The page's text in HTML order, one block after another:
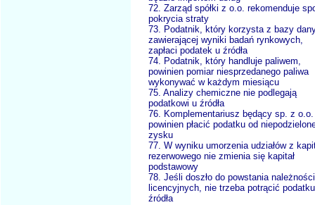
72. Zarząd spółki z o.o. rekomenduje
pokrycia straty
73. Podatnik, który korzysta z bazy
zawierającej wyniki badań rynkowych,
zapłaci podatek u źródła
74. Podatnik, który handluje paliwem,
powinien pomiar niesprzedanego paliwa
wykonywać w każdym miesiącu
75. Analizy chemiczne nie podlegają
podatkowi u źródła
76. Komplementariusz będący sp. z
powinien płacić podatku od
zysku
77. W wyniku umorzenia udziałów z
rezerwowego nie zmienia się kapitał
podstawowy
78. Jeśli doszło do powstania należności
licencyjnych, nie trzeba potrącić
źródła